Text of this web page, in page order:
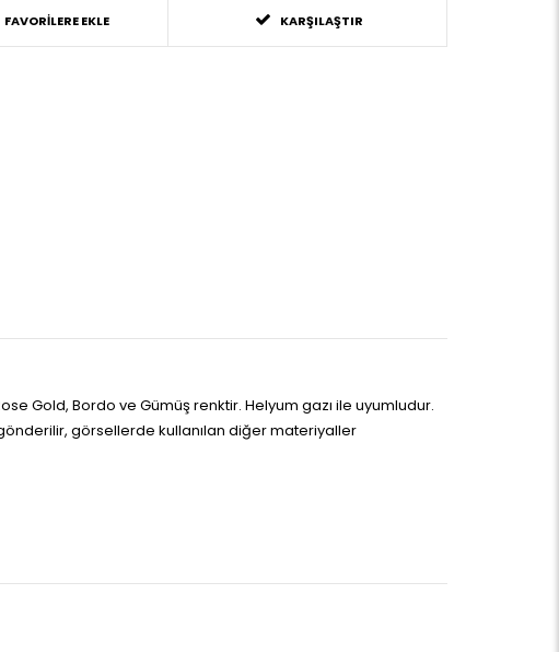
FAVORILERE EKLE KARŞILAŞTIR
Gold, Bordo ve Gümüş renktir. Helyum gazı ile uyumludur.
görsellerde kullanılan diğer materiyaller